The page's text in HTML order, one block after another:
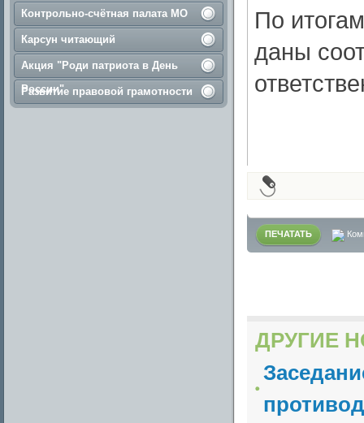
Контрольно-счётная палата МО
Карсун читающий
Акция "Роди патриота в День
России"
Развитие правовой грамотности
По
даны
ПЕЧАТАТЬ
ДРУГИЕ